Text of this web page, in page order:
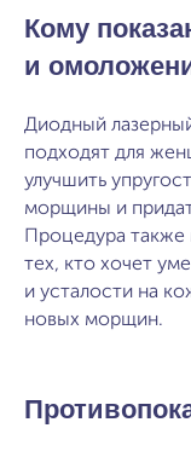
Кому
и
Диодный
подходят для
улучшить
морщины и
Процедура также
тех, кто хочет
и усталости на
новых морщин.